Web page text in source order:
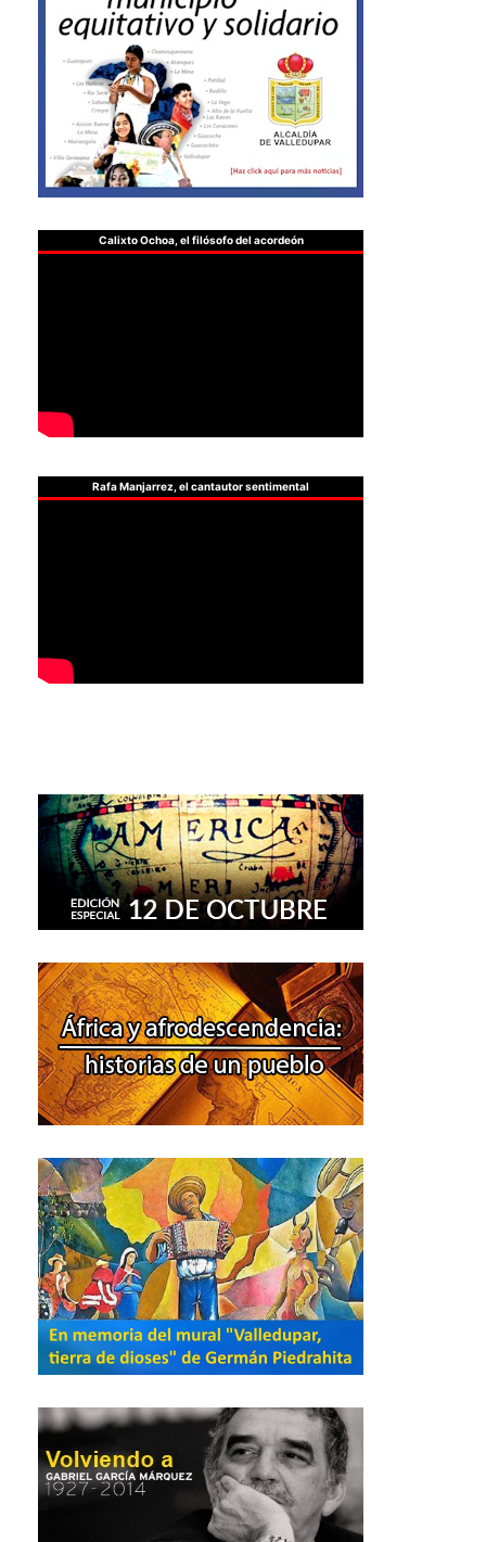
Calixto Ochoa, el filósofo del acordeón
Rafa Manjarrez, el cantautor sentimental